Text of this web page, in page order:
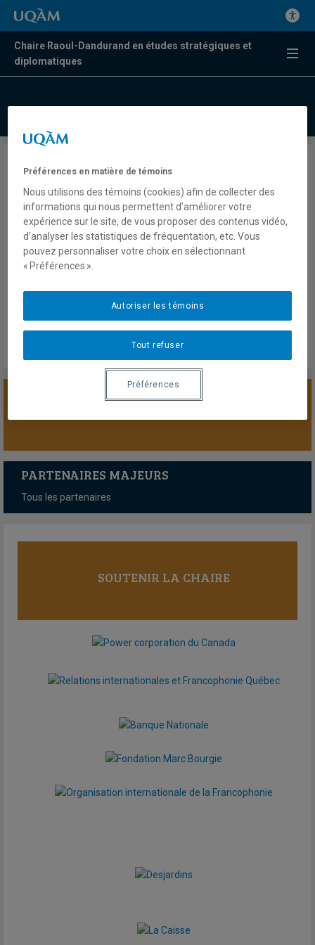
Chaire Raoul-Dandurand en études stratégiques et
diplomatiques
Parents en statut irrégulier
aux États-Unis
Valérie Beaudoin
Radio
98,5 FM
Lundi 28 avril 2025
PARTENAIRES MAJEURS
Tous les partenaires
SOUTENIR LA CHAIRE
Préférences en matière de témoins
Nous utilisons des témoins (cookies) afin de collecter des
informations qui nous permettent d’améliorer votre
expérience sur le site, de vous proposer des contenus vidéo,
d’analyser les statistiques de fréquentation, etc. Vous
pouvez personnaliser votre choix en sélectionnant
« Préférences ».
Tout refuser
Autoriser les témoins
Préférences